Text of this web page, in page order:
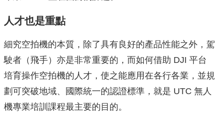
人才也是重點
細究空拍機的本質，除了具有良好的產品性能之外，駕
駛者（飛手）亦是非常重要的，而如何借助 DJI 平台
培育操作空拍機的人才，使之能應用在各行各業，並規
劃可突破地域、國際統一的認證標準，就是 UTC 無人
機專業培訓課程最主要的目的。